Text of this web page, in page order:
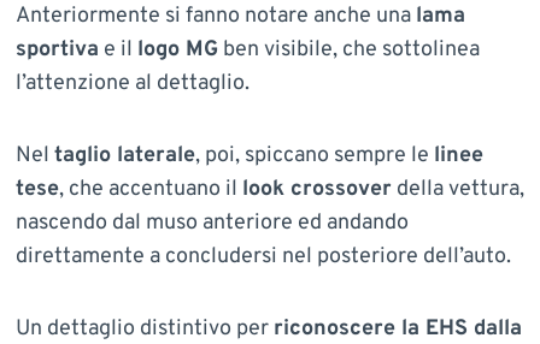
Anteriormente si fanno notare anche una lama
sportiva e il logo MGben visibile, che sottolinea
l’attenzione al dettaglio.
Nel taglio laterale, poi, spiccano sempre le linee
tese, che accentuano il look crossoverdella vettura,
nascendo dal muso anteriore ed andando
direttamente a concludersi nel posteriore dell’auto.
Un dettaglio distintivo per riconoscere la EHS dalla